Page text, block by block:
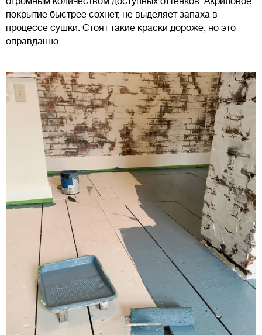
покрытие быстрее сохнет, не выделяет запаха в
процессе сушки. Стоят такие краски дороже, но это
оправданно.